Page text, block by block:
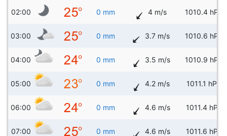
02:00 0 mm 4 m/s 1010.4 hPa
03:00 0 mm 3.7 m/s 1010.6 hPa
04:00 0 mm 3.5 m/s 1010.9 hPa
05:00 0 mm 4.2 m/s 1011.1 hPa
06:00 0 mm 4.6 m/s 1011.4 hPa
07:00 0 mm 4.6 m/s 1011.6 hPa